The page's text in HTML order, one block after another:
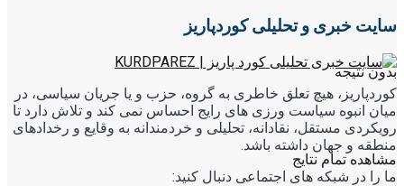
بدون نتیجه
مشاهده تمام نتایج
سایت خبری و تحلیلی کوردپاریز
کوردپاریز، هیچ تعلق خاطری به گروه، حزب و یا جریان سیاسی، در
میان انبوه سیاست ورزی های رایج احساس نمی کند و تلاش دارد تا
رویکردی مستقل، نقادانه، تحلیلی و خردمندانه به وقایع و رخدادهای
منطقه و جهان داشته باشد.
ما را در شبکه های اجتماعی دنبال کنید: